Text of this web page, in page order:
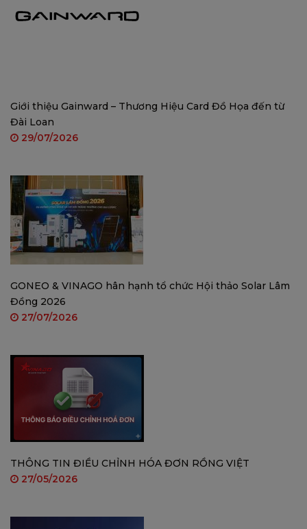
trong bóng tối.
Chế độ AOR (Always-On-Record)
tục, tiết kiệm dung lượng lưu trữ.
Cảnh báo chủ động
động 110dB giúp xua đuổi kẻ lạ.
Giới thiệu Gainward – Thương Hiệu Card Đồ Họa đến từ
Đài Loan
29/07/2026
GONEO & VINAGO hân hạnh tổ chức Hội thảo Solar Lâm
Đồng 2026
27/07/2026
THÔNG TIN ĐIỀU CHỈNH HÓA ĐƠN RỒNG VIỆT
27/05/2026